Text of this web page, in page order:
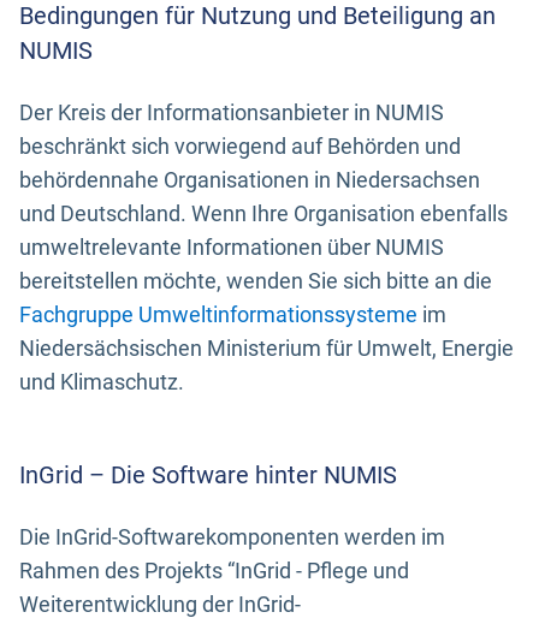
Bedingungen für Nutzung und Beteiligung an
NUMIS
Der Kreis der Informationsanbieter in NUMIS
beschränkt sich vorwiegend auf Behörden und
behördennahe Organisationen in Niedersachsen
und Deutschland. Wenn Ihre Organisation ebenfalls
umweltrelevante Informationen über NUMIS
bereitstellen möchte, wenden Sie sich bitte an die
Fachgruppe Umweltinformationssysteme im
Niedersächsischen Ministerium für Umwelt, Energie
und Klimaschutz.
InGrid – Die Software hinter NUMIS
Die InGrid-Softwarekomponenten werden im
Rahmen des Projekts “InGrid - Pflege und
Weiterentwicklung der InGrid-